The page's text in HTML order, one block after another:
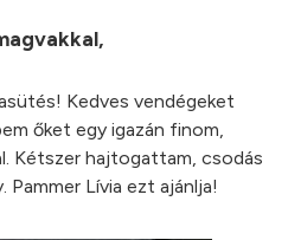
Kedves vendégeket
őket egy igazán finom,
Kétszer hajtogattam, csodás
Lívia ezt ajánlja!